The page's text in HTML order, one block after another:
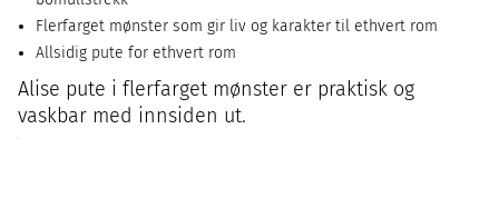
Flerfarget mønster som gir liv og karakter til ethvert rom
Allsidig pute for ethvert rom
Alise pute i flerfarget mønster er praktisk og
vaskbar med innsiden ut.